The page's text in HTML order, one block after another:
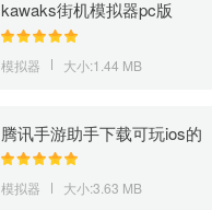
kawaks街机模拟器pc版
模拟器 大小:1.44 MB
腾讯手游助手下载可玩ios的
模拟器 大小:3.63 MB